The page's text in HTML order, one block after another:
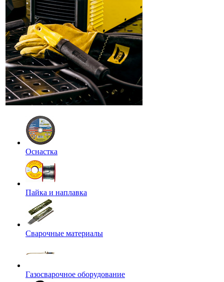
Оснастка
Пайка и наплавка
Сварочные материалы
Газосварочное оборудование